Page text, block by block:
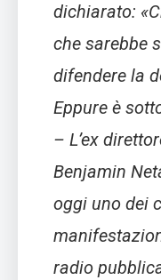
dichiarato:
che sarebbe
difendere la
Eppure è
– L’ex
Benjamin
oggi uno dei
radio